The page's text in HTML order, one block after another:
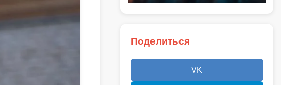
Поделиться
VK